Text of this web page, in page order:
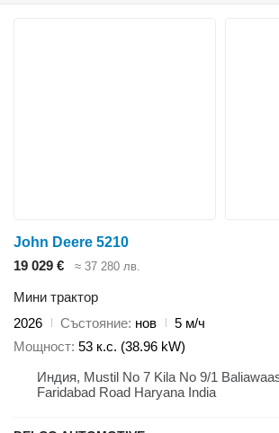
John Deere 5210
19 029 €
≈ 37 280 лв.
Мини трактор
2026
Състояние нов
5 м/ч
Мощност 53 к.с. (38.96 kW)
Индия, Mustil No 7 Kila No 9/1
Faridabad Road Haryana India